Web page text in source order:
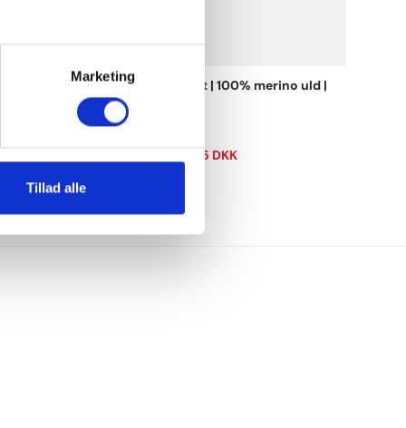
Marketing
Tillad alle
uld |
Langærmet t-shirt | 100% merino uld |
Blå
Dovre Women
329,45 DKK